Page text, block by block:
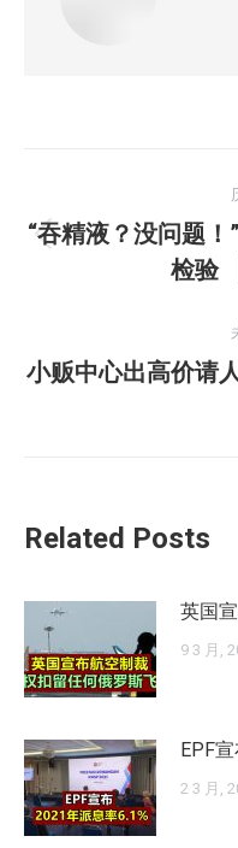
章
“吞精液？没问题
检验
小贩中心出高价请
Related Posts
英国
9 3 月,
EPF
2 3 月,